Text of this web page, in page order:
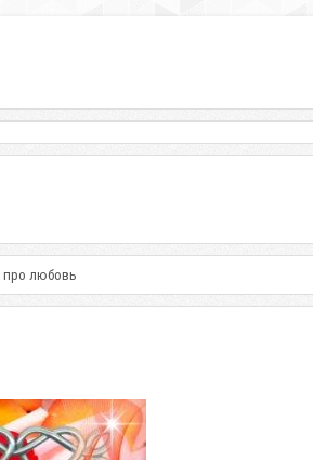
про любовь